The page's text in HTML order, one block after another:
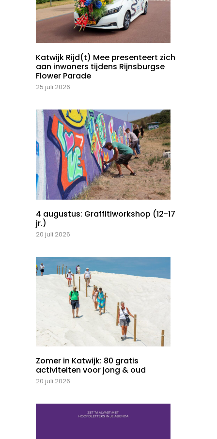
Katwijk Rijd(t) Mee presenteert zich
aan inwoners tijdens Rijnsburgse
Flower Parade
25 juli 2026
4 augustus: Graffitiworkshop (12-17
jr.)
20 juli 2026
Zomer in Katwijk: 80 gratis
activiteiten voor jong & oud
20 juli 2026